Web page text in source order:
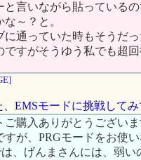
言いながら貼っているの
～？と。
通っていた時もそうだ
すがそうゆう私でも超
EMSモードに挑戦して
購入ありがとうございま
が、PRGモードをお使
、げんまさんには、弱い